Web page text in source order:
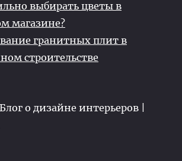
выбирать цветы в
магазине?
гранитных плит в
строительстве
о дизайне интерьеров |